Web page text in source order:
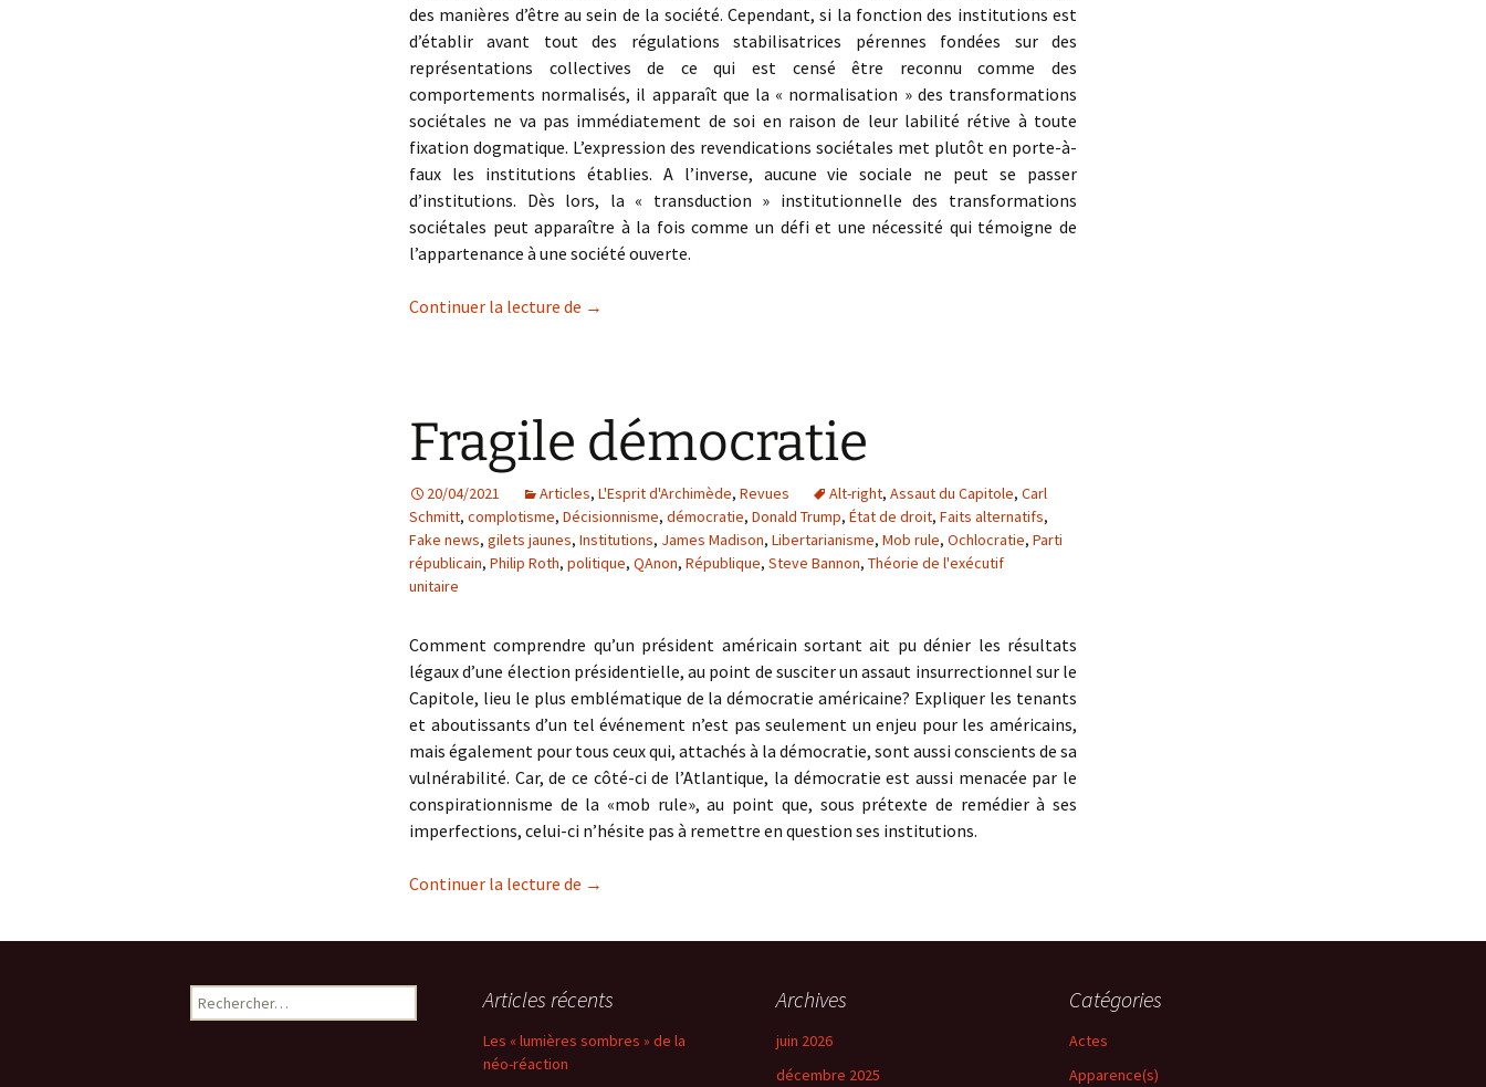
des manières d’être au sein de la société. Cependant, si la fonction des institutions est
d’établir avant tout des régulations stabilisatrices pérennes fondées sur des
représentations collectives de ce qui est censé être reconnu comme des
comportements normalisés, il apparaît que la « normalisation » des transformations
sociétales ne va pas immédiatement de soi en raison de leur labilité rétive à toute
fixation dogmatique. L’expression des revendications sociétales met plutôt en porte-à-
faux les institutions établies. A l’inverse, aucune vie sociale ne peut se passer
d’institutions. Dès lors, la « transduction » institutionnelle des transformations
sociétales peut apparaître à la fois comme un défi et une nécessité qui témoigne de
l’appartenance à une société ouverte.
Continuer la lecture de Démocratie en transition : les transformations sociétales
→
Fragile démocratie
20/04/2021 Articles, L'Esprit d'Archimède, Revues Alt-right, Assaut du Capitole, Carl
Schmitt, complotisme, Décisionnisme, démocratie, Donald Trump, État de droit, Faits alternatifs,
Fake news, gilets jaunes, Institutions, James Madison, Libertarianisme, Mob rule, Ochlocratie, Parti
républicain, Philip Roth, politique, QAnon, République, Steve Bannon, Théorie de l'exécutif
unitaire
Comment comprendre qu’un président américain sortant ait pu dénier les résultats
légaux d’une élection présidentielle, au point de susciter un assaut insurrectionnel sur le
Capitole, lieu le plus emblématique de la démocratie américaine? Expliquer les tenants
et aboutissants d’un tel événement n’est pas seulement un enjeu pour les américains,
mais également pour tous ceux qui, attachés à la démocratie, sont aussi conscients de sa
vulnérabilité. Car, de ce côté-ci de l’Atlantique, la démocratie est aussi menacée par le
conspirationnisme de la «mob rule», au point que, sous prétexte de remédier à ses
imperfections, celui-ci n’hésite pas à remettre en question ses institutions.
Continuer la lecture de Fragile démocratie
→
Rechercher : Articles récents
Les « lumières sombres » de la
néo-réaction
Archives
juin 2026
décembre 2025
Catégories
Actes
Apparence(s)